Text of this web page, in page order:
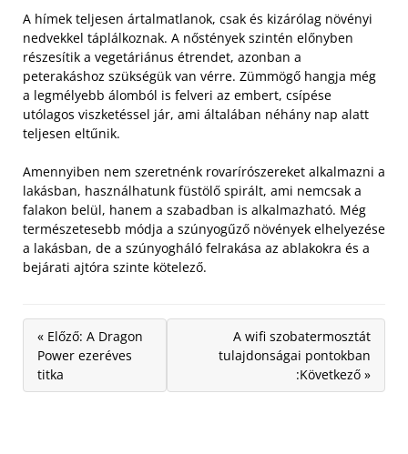
A hímek teljesen ártalmatlanok, csak és kizárólag növényi
nedvekkel táplálkoznak. A nőstények szintén előnyben
részesítik a vegetáriánus étrendet, azonban a
peterakáshoz szükségük van vérre. Zümmögő hangja még
a legmélyebb álomból is felveri az embert, csípése
utólagos viszketéssel jár, ami általában néhány nap alatt
teljesen eltűnik.
Amennyiben nem szeretnénk rovarírószereket alkalmazni a
lakásban, használhatunk füstölő spirált, ami nemcsak a
falakon belül, hanem a szabadban is alkalmazható. Még
természetesebb módja a szúnyogűző növények elhelyezése
a lakásban, de a szúnyogháló felrakása az ablakokra és a
bejárati ajtóra szinte kötelező.
« Előző: A Dragon
Power ezeréves
titka
A wifi szobatermosztát
tulajdonságai pontokban
:Következő »